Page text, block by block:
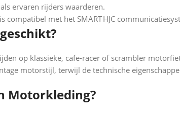
ervaren rijders waarderen.
compatibel met het SMART HJC
op klassieke, cafe‑racer of scrambler
motorstijl, terwijl de technische
Motorkleding?